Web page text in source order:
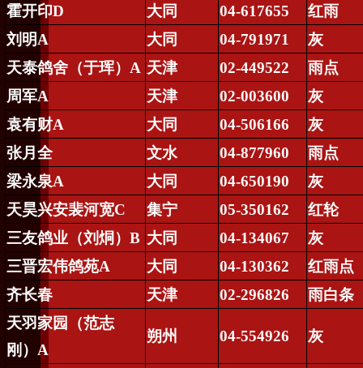
霍开印D 大同 04-617655
红雨
刘明A 大同 04-791971
灰
天泰鸽舍（于珲） A 天津 02-449522
雨点
周军A 天津 02-003600
灰
袁有财A 大同 04-506166
灰
张月全
文水 04-877960
雨点
梁永泉A 大同 04-650190
灰
天昊兴安裴河宽C 集宁 05-350162
红轮
三友鸽业（刘烔 ）B 大同 04-134067
灰
三晋宏伟鸽苑A 大同 04-130362
红雨点
齐长春
天津 02-296826
雨白条
天羽家园（范志
刚） A
朔州 04-554926 灰